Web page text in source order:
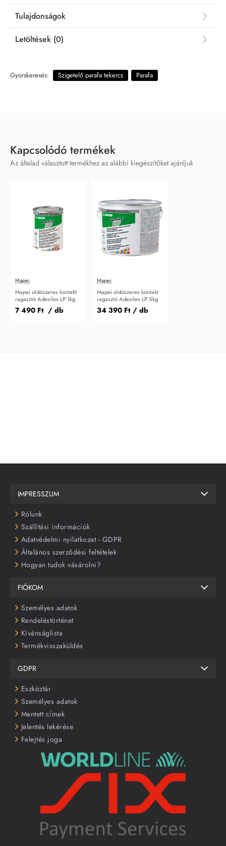
Tulajdonságok
Letöltések (0)
Gyorskeresés: Szigetelő parafa tekercs Parafa
Kapcsolódó termékek
Az általad választott termékhez az alábbi kiegészítőket ajánljuk
Mapei
Mapei oldószeres kontakt
ragasztó Adesilex LP 1kg
7 490 Ft / db
Mapei
Mapei oldószeres kontakt
ragasztó Adesilex LP 5kg
34 390 Ft / db
IMPRESSZUM
Rólunk
Szállítási információk
Adatvédelmi nyilatkozat - GDPR
Általános szerződési feltételek
Hogyan tudok vásárolni?
FIÓKOM
Személyes adatok
Rendeléstörténet
Kívánságlista
Termékvisszaküldés
GDPR
Eszköztár
Személyes adatok
Mentett címek
Jelentés lekérése
Felejtés joga